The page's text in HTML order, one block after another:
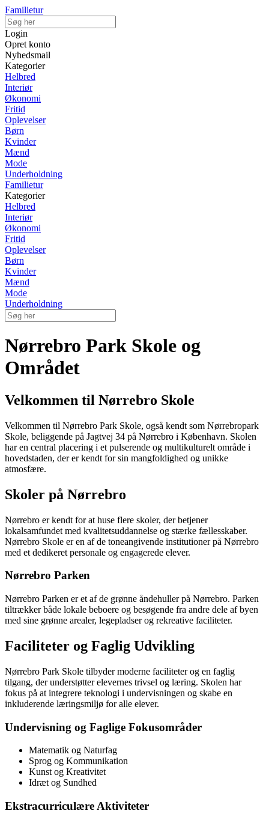
Familietur
Login
Opret konto
Nyhedsmail
Kategorier
Helbred
Interiør
Økonomi
Fritid
Oplevelser
Børn
Kvinder
Mænd
Mode
Underholdning
Familietur
Kategorier
Helbred
Interiør
Økonomi
Fritid
Oplevelser
Børn
Kvinder
Mænd
Mode
Underholdning
Nørrebro Park Skole og
Området
Velkommen til Nørrebro Skole
Velkommen til Nørrebro Park Skole, også kendt som Nørrebropark
Skole, beliggende på Jagtvej 34 på Nørrebro i København. Skolen
har en central placering i et pulserende og multikulturelt område i
hovedstaden, der er kendt for sin mangfoldighed og unikke
atmosfære.
Skoler på Nørrebro
Nørrebro er kendt for at huse flere skoler, der betjener
lokalsamfundet med kvalitetsuddannelse og stærke fællesskaber.
Nørrebro Skole er en af de toneangivende institutioner på Nørrebro
med et dedikeret personale og engagerede elever.
Nørrebro Parken
Nørrebro Parken er et af de grønne åndehuller på Nørrebro. Parken
tiltrækker både lokale beboere og besøgende fra andre dele af byen
med sine grønne arealer, legepladser og rekreative faciliteter.
Faciliteter og Faglig Udvikling
Nørrebro Park Skole tilbyder moderne faciliteter og en faglig
tilgang, der understøtter elevernes trivsel og læring. Skolen har
fokus på at integrere teknologi i undervisningen og skabe en
inkluderende læringsmiljø for alle elever.
Undervisning og Faglige Fokusområder
Matematik og Naturfag
Sprog og Kommunikation
Kunst og Kreativitet
Idræt og Sundhed
Ekstracurriculære Aktiviteter